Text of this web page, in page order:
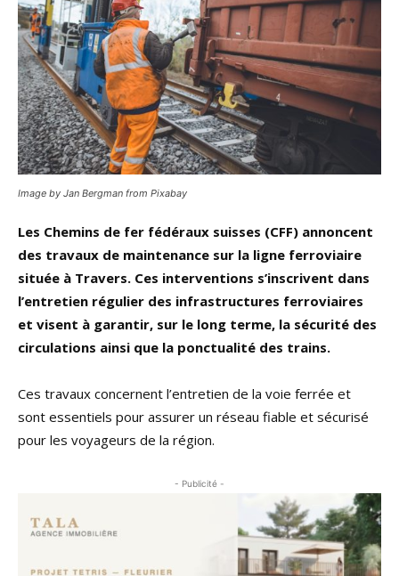
Image by Jan Bergman from Pixabay
Les Chemins de fer fédéraux suisses (CFF) annoncent
des travaux de maintenance sur la ligne ferroviaire
située à Travers. Ces interventions s’inscrivent dans
l’entretien régulier des infrastructures ferroviaires
et visent à garantir, sur le long terme, la sécurité des
circulations ainsi que la ponctualité des trains.
Ces travaux concernent l’entretien de la voie ferrée et
sont essentiels pour assurer un réseau fiable et sécurisé
pour les voyageurs de la région.
- Publicité -